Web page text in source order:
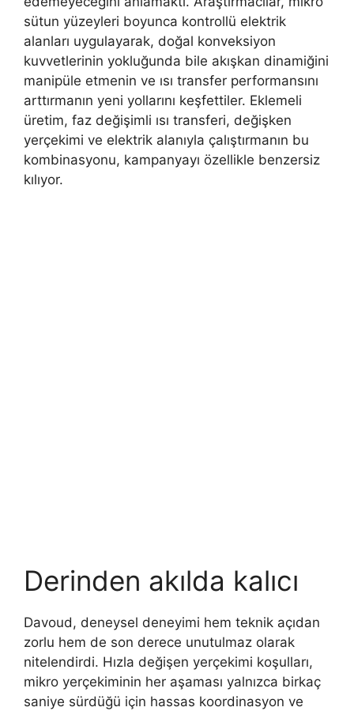
sütun yüzeyleri boyunca kontrollü elektrik
alanları uygulayarak, doğal konveksiyon
kuvvetlerinin yokluğunda bile akışkan dinamiğini
manipüle etmenin ve ısı transfer performansını
arttırmanın yeni yollarını keşfettiler. Eklemeli
üretim, faz değişimli ısı transferi, değişken
yerçekimi ve elektrik alanıyla çalıştırmanın bu
kombinasyonu, kampanyayı özellikle benzersiz
kılıyor.
Derinden akılda kalıcı
Davoud, deneysel deneyimi hem teknik açıdan
zorlu hem de son derece unutulmaz olarak
nitelendirdi. Hızla değişen yerçekimi koşulları,
mikro yerçekiminin her aşaması yalnızca birkaç
saniye sürdüğü için hassas koordinasyon ve